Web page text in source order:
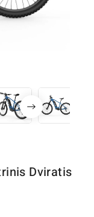
Dviratis